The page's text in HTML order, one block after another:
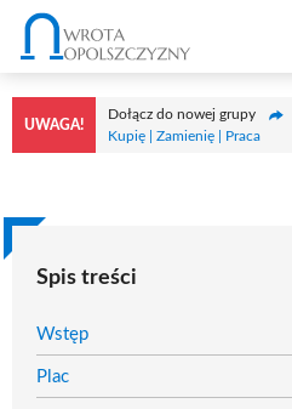
Przejdź
treści
UWAGA!
Dołącz do nowej grupy
Kupię | Zamienię | Praca
Spis treści
Wstęp
Plac